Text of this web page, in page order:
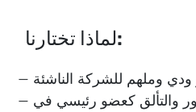
لماذا تختارنا:
ودي وملهم للشركة الناشئة
— فرصة فريدة للتطور والتألق كعضو رئيسي في